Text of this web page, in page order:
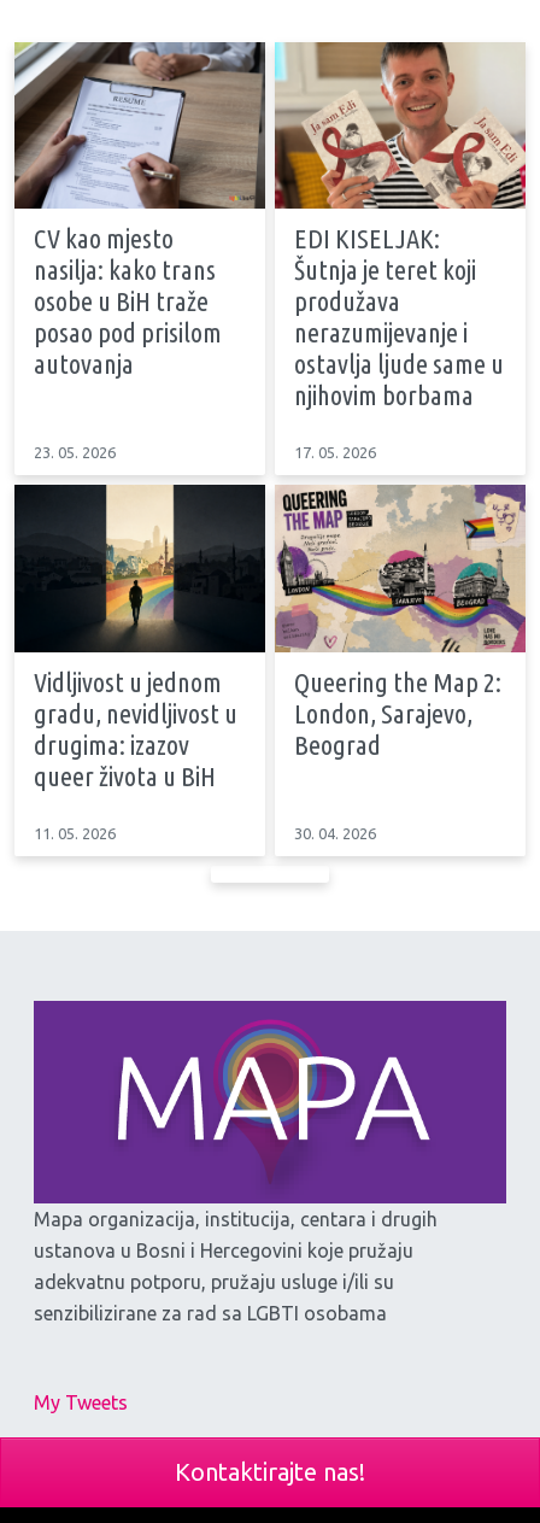
CV kao mjesto
nasilja: kako trans
osobe u BiH traže
posao pod prisilom
autovanja
23. 05. 2026
EDI KISELJAK:
Šutnja je teret koji
produžava
nerazumijevanje i
ostavlja ljude same u
njihovim borbama
17. 05. 2026
Vidljivost u jednom
gradu, nevidljivost u
drugima: izazov
queer života u BiH
11. 05. 2026
Queering the Map 2:
London, Sarajevo,
Beograd
30. 04. 2026
Mapa organizacija, institucija, centara i drugih
ustanova u Bosni i Hercegovini koje pružaju
adekvatnu potporu, pružaju usluge i/ili su
senzibilizirane za rad sa LGBTI osobama
My Tweets
Kontaktirajte nas!